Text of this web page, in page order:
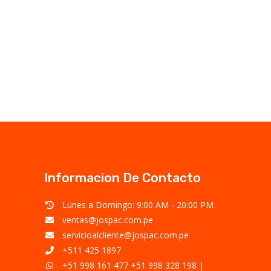
Informacion De Contacto
Lunes a Domingo: 9:00 AM - 20:00 PM
ventas@jospac.com.pe
servicioalcliente@jospac.com.pe
+511 425 1897
+51 998 161 477 +51 998 328 198 |